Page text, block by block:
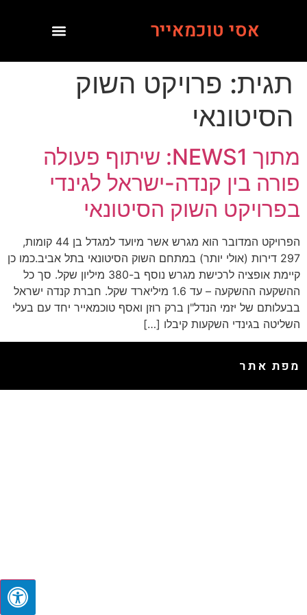
אסי טוכמאייר
תגית: פרויקט השוק
הסיטונאי
מתוך NEWS1: שיתוף פעולה
פורה בין קנדה-ישראל לגינדי
בפרויקט השוק הסיטונאי
הפרויקט המדובר הוא מגרש אשר מיועד למגדל בן 44 קומות,
297 דירות (אולי יותר) במתחם השוק הסיטונאי בתל אביב.כמו כן
קיימת אופציה לרכישת מגרש נוסף ב-380 מיליון שקל. סך כל
ההשקעה ההשקעה – עד 1.6 מיליארד שקל. חברת קנדה ישראל
בבעלותם של יזמי הנדל"ן ברק רוזן ואסף טוכמאייר יחד עם בעלי
השליטה בגינדי השקעות קיבלו […]
מפת אתר